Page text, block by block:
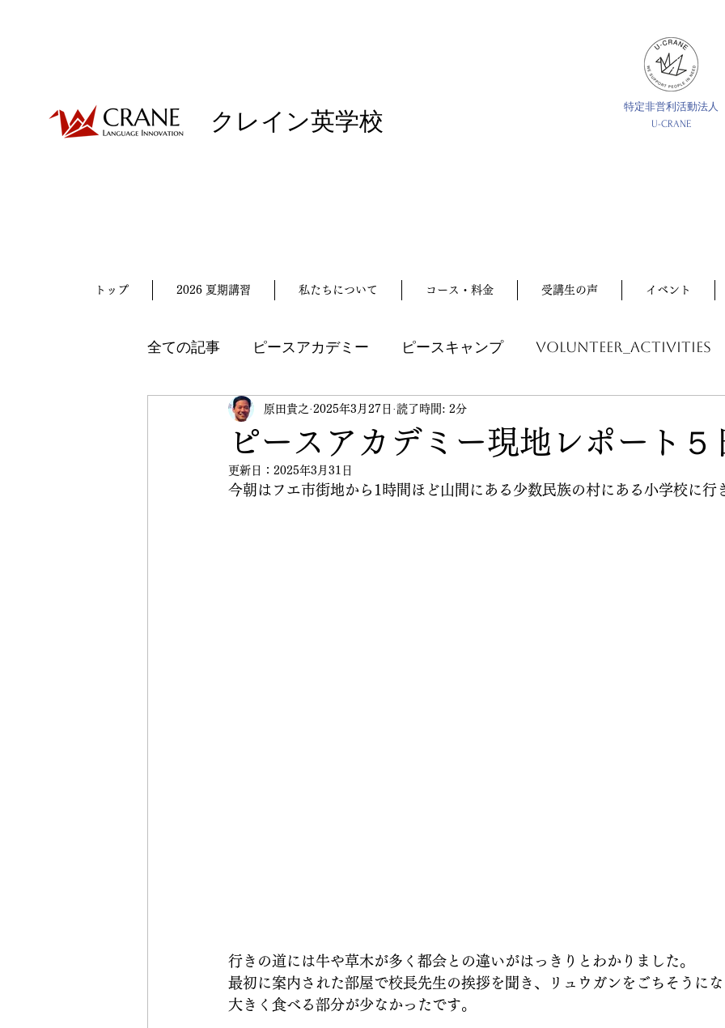
クレイン英学校
特定非営利活動法人
U-CRANE
トップ 2026 夏期講習 私たちについて コース・料金 受講生の声 イベント
全ての記事 ピースアカデミー ピースキャンプ volunteer_activities
受験英語 英検 イベント 講習会
CRANE Peace Initiative
ピースアカデミー現地レポート５
原田貴之 2025年3月27日 読了時間: 2分
更新日： 2025年3月31日
今朝はフエ市街地から1時間ほど山間にある少数民族の村にある小学校に行
行きの道には牛や草木が多く都会との違いがはっきりとわかりました。
最初に案内された部屋で校長先生の挨拶を聞き、リュウガンをごちそうに
大きく食べる部分が少なかったです。